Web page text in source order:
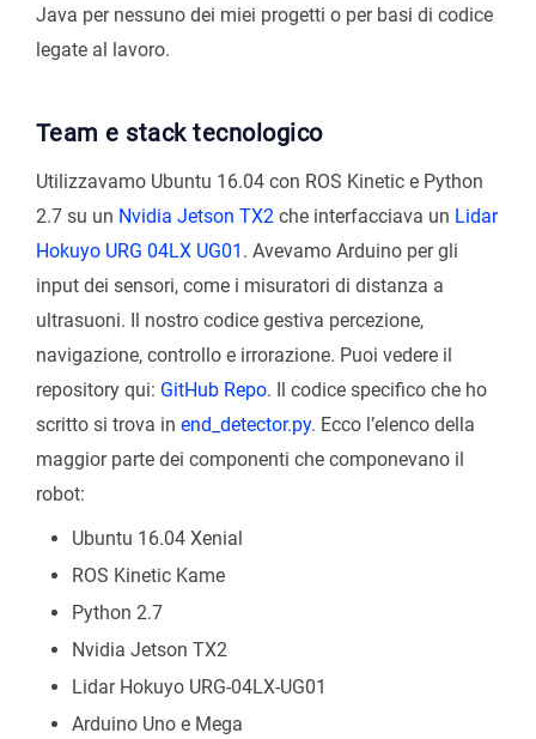
Java per nessuno dei miei progetti o per basi di codice
legate al lavoro.
Team e stack tecnologico
Utilizzavamo Ubuntu 16.04 con ROS Kinetic e Python
2.7 su un Nvidia Jetson TX2 che interfacciava un Lidar
Hokuyo URG 04LX UG01 . Avevamo Arduino per gli
input dei sensori, come i misuratori di distanza a
ultrasuoni. Il nostro codice gestiva percezione,
navigazione, controllo e irrorazione. Puoi vedere il
repository qui: GitHub Repo. Il codice specifico che ho
scritto si trova in end_detector.py. Ecco l’elenco della
maggior parte dei componenti che componevano il
robot:
Ubuntu 16.04 Xenial
ROS Kinetic Kame
Python 2.7
Nvidia Jetson TX2
Lidar Hokuyo URG-04LX-UG01
Arduino Uno e Mega